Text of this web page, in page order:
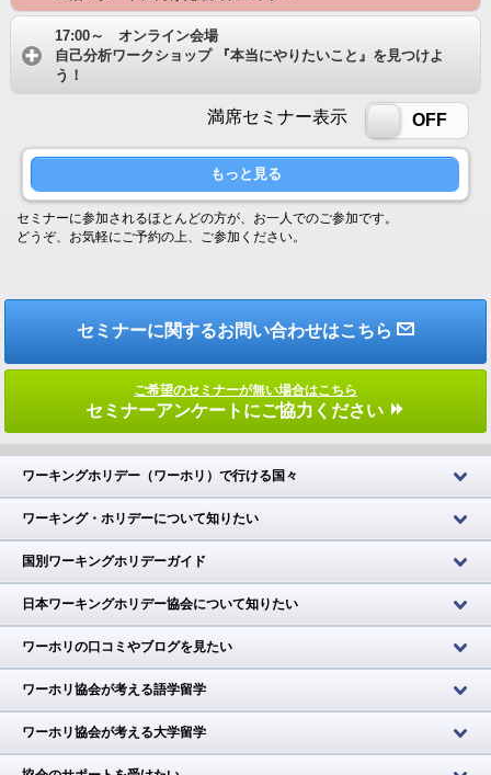
17:00～ オンライン会場
自己分析ワークショップ 『本当にやりたいこと』を見つけよ
う！
満席セミナー表示ON OFF
もっと見る
セミナーに参加されるほとんどの方が、お一人でのご参加です。
どうぞ、お気軽にご予約の上、ご参加ください。
セミナーに関するお問い合わせはこちら
ご希望のセミナーが無い場合はこちら
セミナーアンケートにご協力ください
ワーキングホリデー（ワーホリ）で行ける国々
ワーキング・ホリデーについて知りたい
国別ワーキングホリデーガイド
日本ワーキングホリデー協会について知りたい
ワーホリの口コミやブログを見たい
ワーホリ協会が考える語学留学
ワーホリ協会が考える大学留学